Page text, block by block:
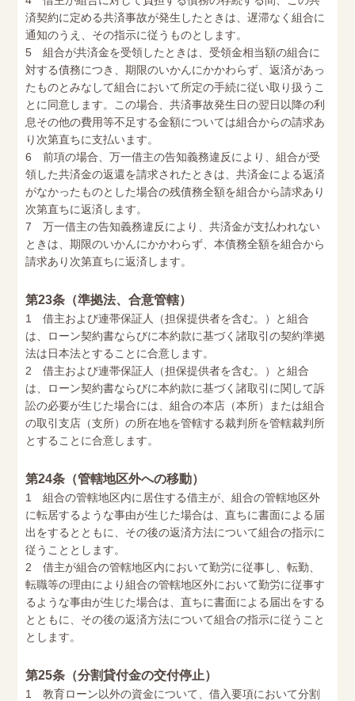
済契約に定める共済事故が発生したときは、遅滞なく組合に
通知のうえ、その指示に従うものとします。
5 組合が共済金を受領したときは、受領金相当額の組合に
対する債務につき、期限のいかんにかかわらず、返済があっ
たものとみなして組合において所定の手続に従い取り扱うこ
とに同意します。この場合、共済事故発生日の翌日以降の利
息その他の費用等不足する金額については組合からの請求あ
り次第直ちに支払います。
6 前項の場合、万一借主の告知義務違反により、組合が受
領した共済金の返還を請求されたときは、共済金による返済
がなかったものとした場合の残債務全額を組合から請求あり
次第直ちに返済します。
7 万一借主の告知義務違反により、共済金が支払われない
ときは、期限のいかんにかかわらず、本債務全額を組合から
請求あり次第直ちに返済します。
第23条（準拠法、合意管轄）
1 借主および連帯保証人（担保提供者を含む。）と組合
は、ローン契約書ならびに本約款に基づく諸取引の契約準拠
法は日本法とすることに合意します。
2 借主および連帯保証人（担保提供者を含む。）と組合
は、ローン契約書ならびに本約款に基づく諸取引に関して訴
訟の必要が生じた場合には、組合の本店（本所）または組合
の取引支店（支所）の所在地を管轄する裁判所を管轄裁判所
とすることに合意します。
第24条（管轄地区外への移動）
1 組合の管轄地区内に居住する借主が、組合の管轄地区外
に転居するような事由が生じた場合は、直ちに書面による届
出をするとともに、その後の返済方法について組合の指示に
従うこととします。
2 借主が組合の管轄地区内において勤労に従事し、転勤、
転職等の理由により組合の管轄地区外において勤労に従事す
るような事由が生じた場合は、直ちに書面による届出をする
とともに、その後の返済方法について組合の指示に従うこと
とします。
第25条（分割貸付金の交付停止）
1 教育ローン以外の資金について、借入要項において分割